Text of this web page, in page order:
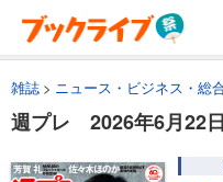
雑誌 ニュース・ビジネス・総
週プレ 2026年6月22